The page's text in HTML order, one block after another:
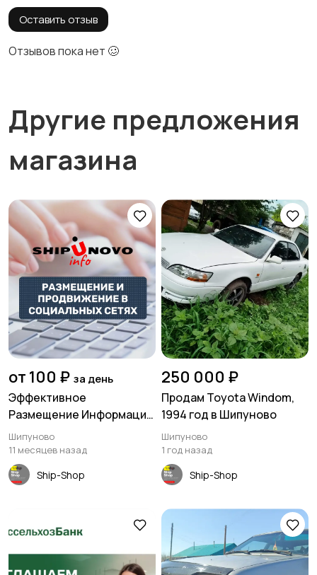
Оставить отзыв
Отзывов пока нет 🥴
Другие предложения
магазина
от 100 ₽ за день
Эффективное
Размещение Информации
в Шипуново и Алтайском
крае: Сайты, Группы,
Маркировка!
Шипуново
11 месяцев назад
Ship-Shop
250 000 ₽
Продам Toyota Windom,
1994 год в Шипуново
Шипуново
1 год назад
Ship-Shop